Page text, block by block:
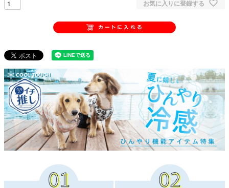
お気に入りに登録する